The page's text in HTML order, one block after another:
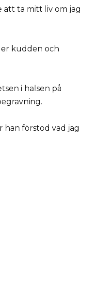
att ta mitt liv om jag
kudden och
i halsen på
han förstod vad jag